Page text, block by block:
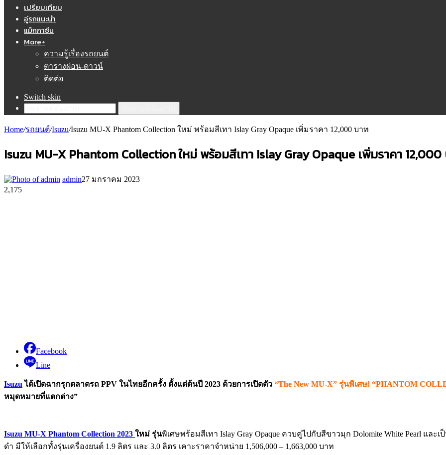
เปรียบเทียบ
อู่รถแนะนำ
แม็กกาซีน
More+
ความรู้เรื่องรถยนต์
ตารางผ่อน-ดาวน์
ติดต่อ
Switch skin
Home/รถยนต์/Isuzu/Isuzu MU-X Phantom Collection ใหม่ พร้อมสีเทา Islay Gray Opaque เพิ่มราคา 12,000 บาท
Isuzu MU-X Phantom Collection ใหม่ พร้อมสีเทา Islay Gray Opaque เพิ่มราคา 12,000
admin27 มกราคม 2023
2,175
Facebook
Line
Isuzu ได้เปิดฉากรุกตลาดรถ PPV ในไทยอีกครั้ง ตั้งแต่ต้นปี 2023 ด้วยการเปิดตัว “The New MU-X” รุ่นพิเศษ! “PHANTOM
หมุดหมายที่แตกต่าง”
Isuzu MU-X Phantom Collection 2023 ใหม่ รุ่นพิเศษพร้อมสีเทา Islay Gray Opaque ควบคู่ไปกับสีขาวมุก Dolomite White Pearl แ
ดำ มีให้เลือกทั้งรุ่นเครื่องยนต์ 1.9 ลิตร และ 3.0 ลิตร เคาะราคาจำหน่าย 1,506,000 – 1,663,000 บาท